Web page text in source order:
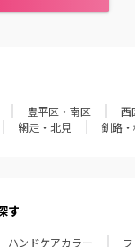
豊平区・南区 西
網走・北見 釧路
す
ハンドケアカラー